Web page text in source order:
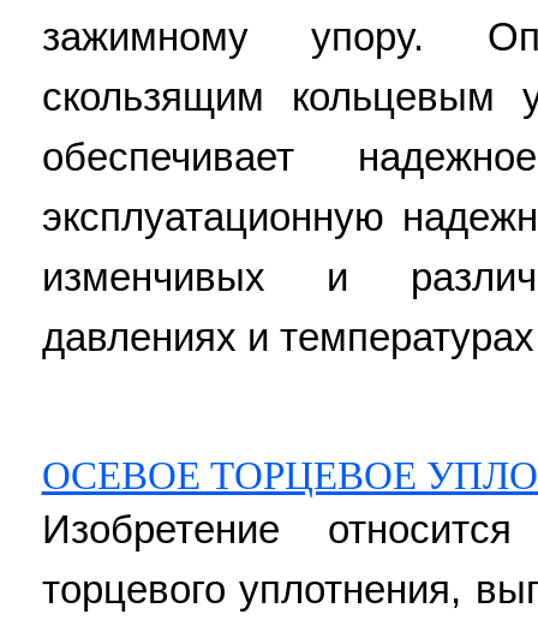
зажимному упору.
скользящим кольцевым
обеспечивает
эксплуатационную
изменчивых и
давлениях и
ОСЕВОЕ ТОРЦЕВОЕ
Изобретение
торцевого уплотнения,